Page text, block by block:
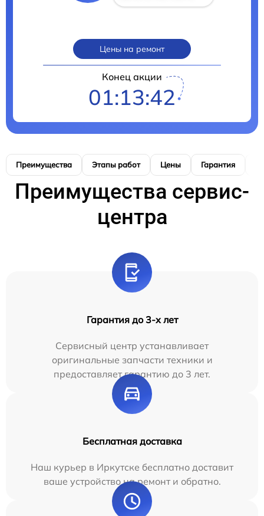
Цены на ремонт
Конец акции
01:13:41
Преимущества Этапы работ Цены Гарантия
Преимущества сервис-
центра
Гарантия до 3-х лет
Сервисный центр устанавливает
оригинальные запчасти техники и
предоставляет гарантию до 3 лет.
Бесплатная доставка
Наш курьер в Иркутске бесплатно доставит
ваше устройство на ремонт и обратно.